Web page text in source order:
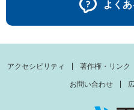
よく
アクセシビリティ 著作権・リンク
お問い合わせ